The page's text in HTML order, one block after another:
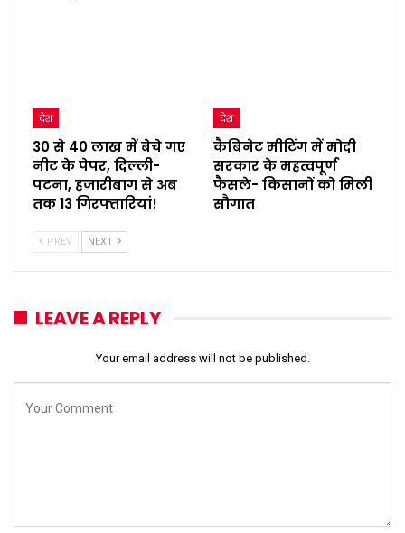
देश
30 से 40 लाख में बेचे गए
नीट के पेपर, दिल्ली-
पटना, हजारीबाग से अब
तक 13 गिरफ्तारियां!
देश
कैबिनेट मीटिंग में मोदी
सरकार के महत्वपूर्ण
फैसले- किसानों को मिली
सौगात
PREV NEXT
LEAVE A REPLY
Your email address will not be published.